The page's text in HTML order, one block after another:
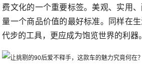
费文化的一个重要标签。美观、实用
量一个商品价值的最好标准。同样在
代步的工具，更应成为饱览世界的利器。